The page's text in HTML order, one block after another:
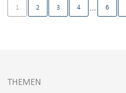
1 2 3 4 … 6
THEMEN